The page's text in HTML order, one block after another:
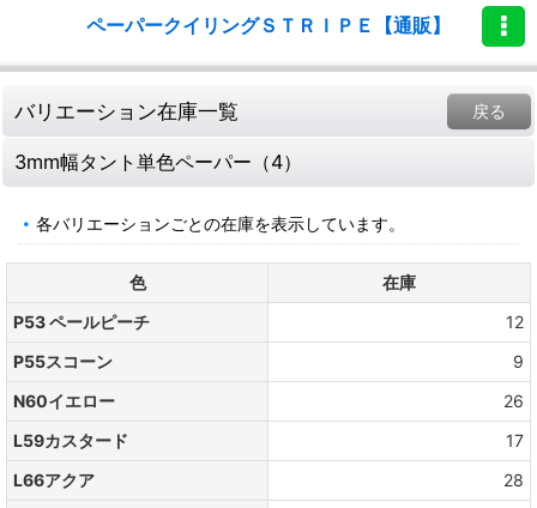
ペーパークイリングＳＴＲＩＰＥ【通販】
バリエーション在庫一覧 戻る
3mm幅タント単色ペーパー（4）
各バリエーションごとの在庫を表示しています。
色
在庫
P53 ペールピーチ
12
P55スコーン
9
N60イエロー
26
L59カスタード
17
L66アクア
28